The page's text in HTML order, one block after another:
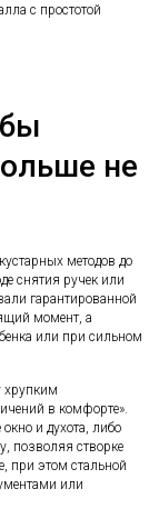
с простотой
не
методов до
снятия ручек или
гарантированной
момент, а
или при сильном
хрупким
в комфорте».
и духота, либо
позволяя створке
при этом стальной
или